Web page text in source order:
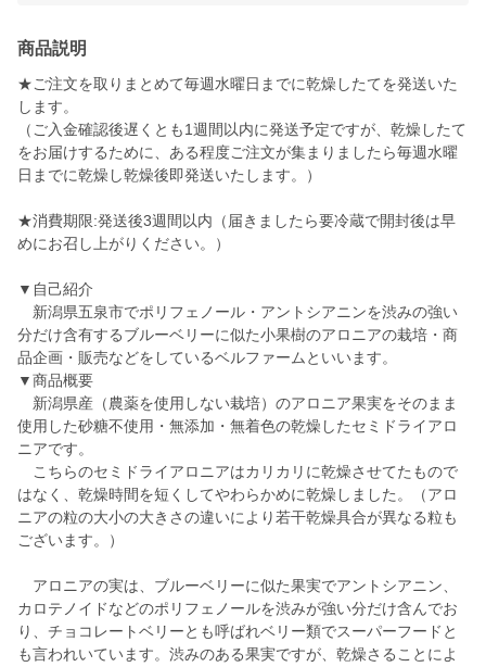
商品説明
★ご注文を取りまとめて毎週水曜日までに乾燥したてを発送いた
します。
（ご入金確認後遅くとも1週間以内に発送予定ですが、乾燥したて
をお届けするために、ある程度ご注文が集まりましたら毎週水曜
日までに乾燥し乾燥後即発送いたします。）
★消費期限:発送後3週間以内（届きましたら要冷蔵で開封後は早
めにお召し上がりください。）
▼自己紹介
新潟県五泉市でポリフェノール・アントシアニンを渋みの強い
分だけ含有するブルーベリーに似た小果樹のアロニアの栽培・商
品企画・販売などをしているベルファームといいます。
▼商品概要
新潟県産（農薬を使用しない栽培）のアロニア果実をそのまま
使用した砂糖不使用・無添加・無着色の乾燥したセミドライアロ
ニアです。
こちらのセミドライアロニアはカリカリに乾燥させてたもので
はなく、乾燥時間を短くしてやわらかめに乾燥しました。（アロ
ニアの粒の大小の大きさの違いにより若干乾燥具合が異なる粒も
ございます。）
アロニアの実は、ブルーベリーに似た果実でアントシアニン、
カロテノイドなどのポリフェノールを渋みが強い分だけ含んでお
り、チョコレートベリーとも呼ばれベリー類でスーパーフードと
も言われいています。渋みのある果実ですが、乾燥さることによ